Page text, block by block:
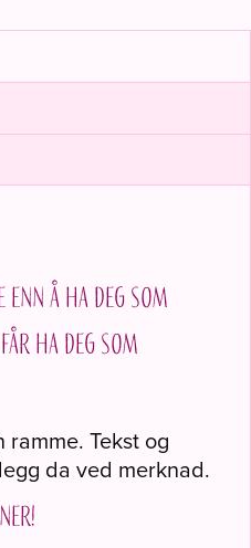
enn å ha deg som
ha deg som
Tekst og
da ved merknad.